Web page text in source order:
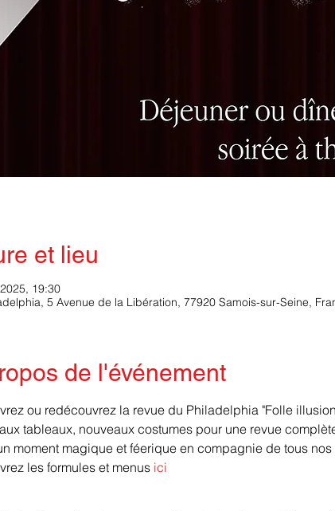
et lieu
19:30
5 Avenue de la Libération, 77920 Samois-sur-Seine,
de l'événement
ou redécouvrez la revue du Philadelphia "Folle
tableaux, nouveaux costumes pour une revue
moment magique et féerique en compagnie de tous nos
les formules et menus ici